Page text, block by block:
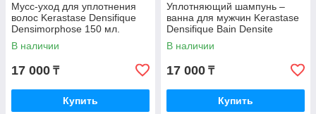
Мусс-уход для уплотнения
волос Kerastase Densifique
Densimorphose 150 мл.
В наличии
17 000 ₸
Купить
Уплотняющий шампунь –
ванна для мужчин Kerastase
Densifique Bain Densite
Homme Shampoo 250 мл.
В наличии
17 000 ₸
Купить